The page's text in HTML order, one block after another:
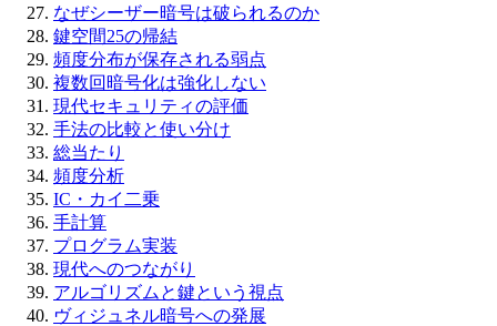
なぜシーザー暗号は破られるのか
鍵空間25の帰結
頻度分布が保存される弱点
複数回暗号化は強化しない
現代セキュリティの評価
手法の比較と使い分け
総当たり
頻度分析
IC・カイ二乗
手計算
プログラム実装
現代へのつながり
アルゴリズムと鍵という視点
ヴィジュネル暗号への発展